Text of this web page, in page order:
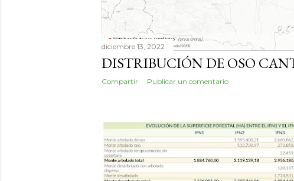
diciembre 13, 2022
DISTRIBUCIÓN DE OSO
Compartir Publicar un comentario